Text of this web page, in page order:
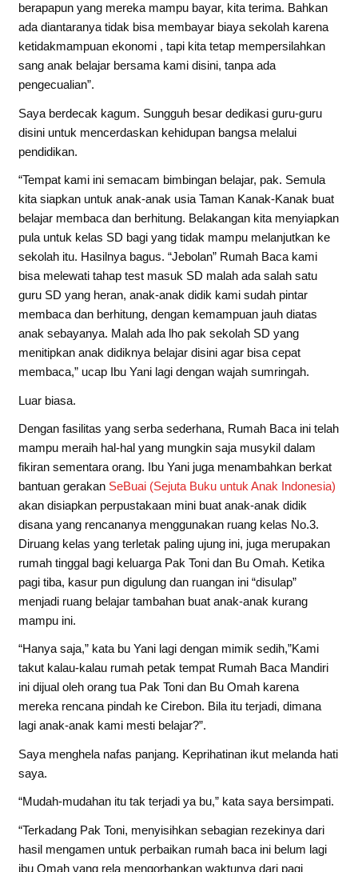
berapapun yang mereka mampu bayar, kita terima. Bahkan
ada diantaranya tidak bisa membayar biaya sekolah karena
ketidakmampuan ekonomi , tapi kita tetap mempersilahkan
sang anak belajar bersama kami disini, tanpa ada
pengecualian”.
Saya berdecak kagum. Sungguh besar dedikasi guru-guru
disini untuk mencerdaskan kehidupan bangsa melalui
pendidikan.
“Tempat kami ini semacam bimbingan belajar, pak. Semula
kita siapkan untuk anak-anak usia Taman Kanak-Kanak buat
belajar membaca dan berhitung. Belakangan kita menyiapkan
pula untuk kelas SD bagi yang tidak mampu melanjutkan ke
sekolah itu. Hasilnya bagus. “Jebolan” Rumah Baca kami
bisa melewati tahap test masuk SD malah ada salah satu
guru SD yang heran, anak-anak didik kami sudah pintar
membaca dan berhitung, dengan kemampuan jauh diatas
anak sebayanya. Malah ada lho pak sekolah SD yang
menitipkan anak didiknya belajar disini agar bisa cepat
membaca,” ucap Ibu Yani lagi dengan wajah sumringah.
Luar biasa.
Dengan fasilitas yang serba sederhana, Rumah Baca ini telah
mampu meraih hal-hal yang mungkin saja musykil dalam
fikiran sementara orang. Ibu Yani juga menambahkan berkat
bantuan gerakanSeBuai (Sejuta Buku untuk Anak Indonesia)
akan disiapkan perpustakaan mini buat anak-anak didik
disana yang rencananya menggunakan ruang kelas No.3.
Diruang kelas yang terletak paling ujung ini, juga merupakan
rumah tinggal bagi keluarga Pak Toni dan Bu Omah. Ketika
pagi tiba, kasur pun digulung dan ruangan ini “disulap”
menjadi ruang belajar tambahan buat anak-anak kurang
mampu ini.
“Hanya saja,” kata bu Yani lagi dengan mimik sedih,”Kami
takut kalau-kalau rumah petak tempat Rumah Baca Mandiri
ini dijual oleh orang tua Pak Toni dan Bu Omah karena
mereka rencana pindah ke Cirebon. Bila itu terjadi, dimana
lagi anak-anak kami mesti belajar?”.
Saya menghela nafas panjang. Keprihatinan ikut melanda hati
saya.
“Mudah-mudahan itu tak terjadi ya bu,” kata saya bersimpati.
“Terkadang Pak Toni, menyisihkan sebagian rezekinya dari
hasil mengamen untuk perbaikan rumah baca ini belum lagi
ibu Omah yang rela mengorbankan waktunya dari pagi